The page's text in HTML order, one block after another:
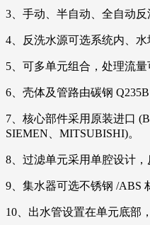
3、手动、半自动、全自动反
4、反洗水源可选系统内、水
5、可多单元组合，处理流量
6、壳体及管路由碳钢
7、核心部件采用原装进口
SIEMEN、MITSUBISHI)。
8、过滤单元采用单腔设计，
9、集水器可选不锈钢 /ABS
10、出水管设置在单元底部